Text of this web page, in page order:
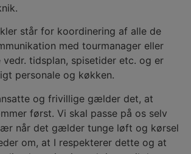
står for koordinering af alle de
med tourmanager eller
vedr. tidsplan, spisetider etc. og er
personale og køkken.
og frivillige gælder det, at
først. Vi skal passe på os selv
når det gælder tunge løft og kørsel
om, at I respekterer dette og at